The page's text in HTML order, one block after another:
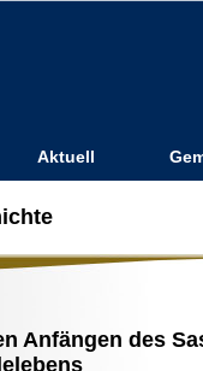
Aktuell
Anfängen des